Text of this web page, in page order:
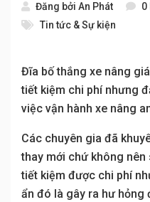
Đăng bởi An Phát
0
Tin tức & Sự kiện
Đĩa bố thắng xe nâng
tiết kiệm chi phí nhưng
việc vận hành xe nâng
Các chuyên gia đã
thay mới chứ không
tiết kiệm được chi phí
ẩn đó là gây ra hư hỏng